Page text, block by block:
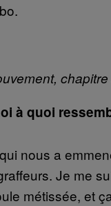
à quoi
nous a
Je me
métissée, et